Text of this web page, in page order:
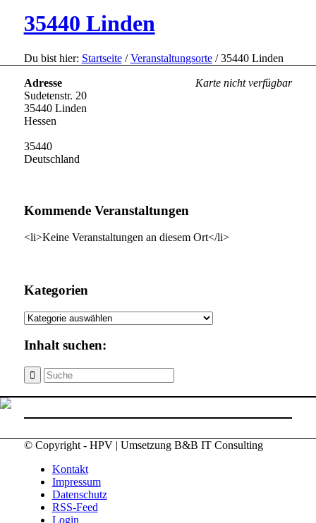
35440 Linden
Du bist hier: Startseite / Veranstaltungsorte / 35440 Linden
Karte nicht verfügbar
Adresse
Sudetenstr. 20
35440 Linden
Hessen
35440
Deutschland
Kommende Veranstaltungen
<li>Keine Veranstaltungen an diesem Ort</li>
Kategorien
Kategorien
Inhalt suchen:
© Copyright - HPV | Umsetzung B&B IT Consulting
Kontakt
Impressum
Datenschutz
RSS-Feed
Login